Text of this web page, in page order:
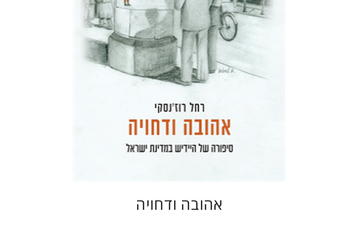
הנחת אתר ספר מודפס
$46
אהובה ודחויה